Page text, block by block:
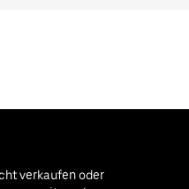
verkaufen oder